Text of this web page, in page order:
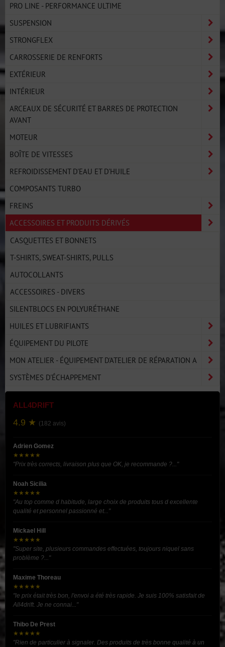
PRO LINE - PERFORMANCE ULTIME
SUSPENSION
STRONGFLEX
CARROSSERIE DE RENFORTS
EXTÉRIEUR
INTÉRIEUR
ARCEAUX DE SÉCURITÉ ET BARRES DE PROTECTION
AVANT
MOTEUR
BOÎTE DE VITESSES
REFROIDISSEMENT D'EAU ET D'HUILE
COMPOSANTS TURBO
FREINS
ACCESSOIRES ET PRODUITS DÉRIVÉS
CASQUETTES ET BONNETS
T-SHIRTS, SWEAT-SHIRTS, PULLS
AUTOCOLLANTS
ACCESSOIRES - DIVERS
SILENTBLOCS EN POLYURÉTHANE
HUILES ET LUBRIFIANTS
ÉQUIPEMENT DU PILOTE
MON ATELIER - ÉQUIPEMENT D'ATELIER DE RÉPARATION A
SYSTÈMES D'ÉCHAPPEMENT
ALL4DRIFT
4.9 ★ (182 avis)
Adrien Gomez
★★★★★
"Prix très corrects, livraison plus que OK, je recommande ?..."
Noah Sicilia
★★★★★
"Au top comme d habitude, large choix de produits tous d excellente
qualité et personnel passionné et..."
Mickael Hill
★★★★★
"Super site, plusieurs commandes effectuées, toujours niquel sans
problème ?..."
Maxime Thoreau
★★★★★
"le prix était très bon, l'envoi a été très rapide. Je suis 100% satisfait de
All4drift. Je ne connai..."
Thibo De Prest
★★★★★
"Rien de particulier à signaler. Des produits de très bonne qualité à un